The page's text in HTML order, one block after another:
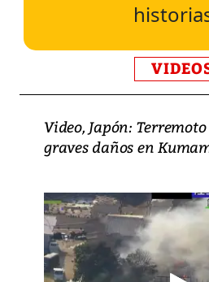
Video, Japón:
graves daños en